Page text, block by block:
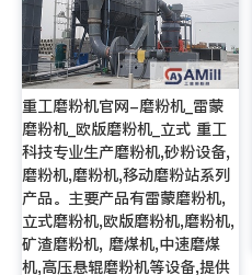
重工磨粉机官网-磨粉机_雷蒙
磨粉机_欧版磨粉机_立式 重工
科技专业生产磨粉机,砂粉设备,
磨粉机,磨粉机,移动磨粉站系列
产品。主要产品有雷蒙磨粉机,
立式磨粉机,欧版磨粉机,磨粉机,
矿渣磨粉机, 磨煤机,中速磨煤
机,高压悬辊磨粉机等设备,提供